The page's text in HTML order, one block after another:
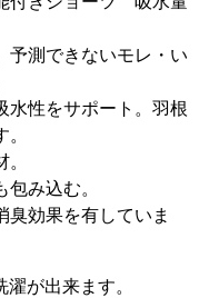
予測できないモレ・い
水性をサポート。羽根
み込む。
臭効果を有していま
が出来ます。